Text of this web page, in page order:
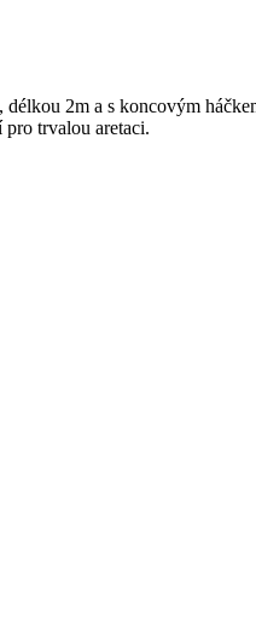
2m a s koncovým
trvalou aretaci.